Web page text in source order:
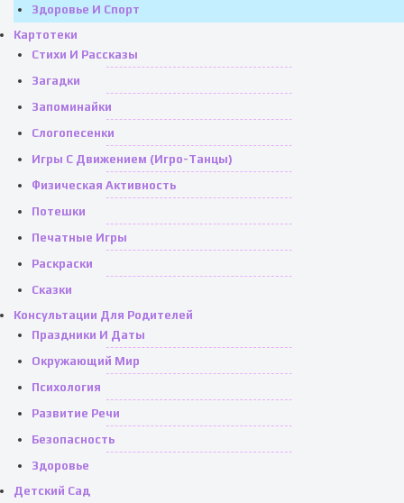
Здоровье И Спорт
Картотеки
Стихи И Рассказы
Загадки
Запоминайки
Слогопесенки
Игры С Движением (игро-Танцы)
Физическая Активность
Потешки
Печатные Игры
Раскраски
Сказки
Консультации Для Родителей
Праздники И Даты
Окружающий Мир
Психология
Развитие Речи
Безопасность
Здоровье
Детский Сад